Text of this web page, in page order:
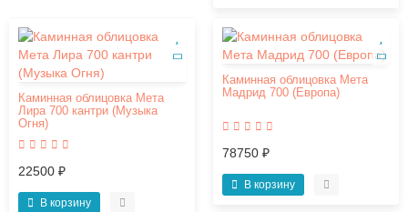
Каминная облицовка Мета
Лира 700 кантри (Музыка
Огня)
22500 ₽
В корзину
Каминная облицовка Мета
Мадрид 700 (Европа)
78750 ₽
В корзину